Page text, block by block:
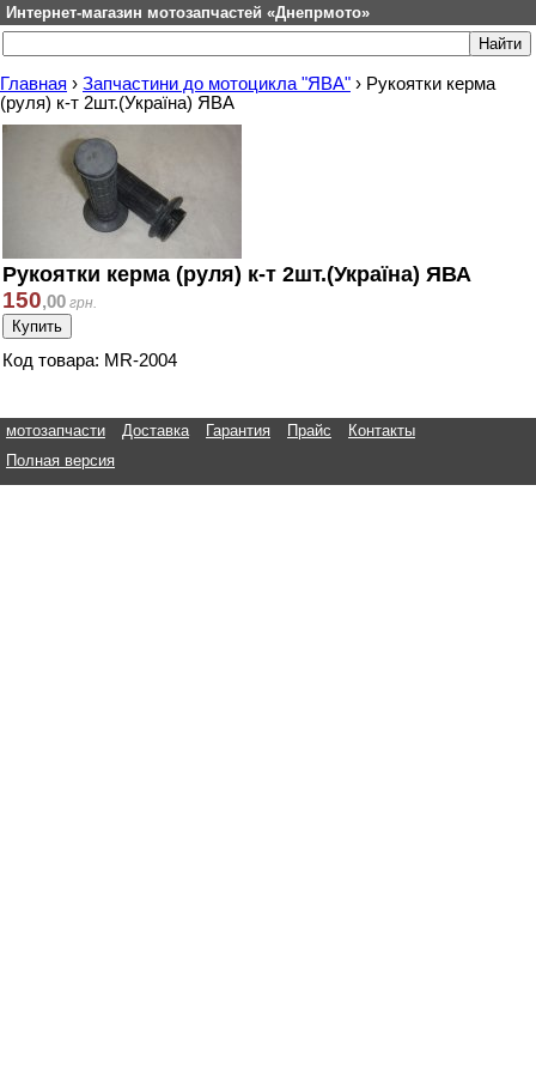
Интернет-магазин мотозапчастей «Днепрмото»
Главная › Запчастини до мотоцикла "ЯВА" › Рукоятки керма
(руля) к-т 2шт.(Україна) ЯВА
Рукоятки керма (руля) к-т 2шт.(Україна) ЯВА
150,00 грн.
Код товара: MR-2004
мотозапчасти Доставка Гарантия Прайс
Контакты
Полная версия